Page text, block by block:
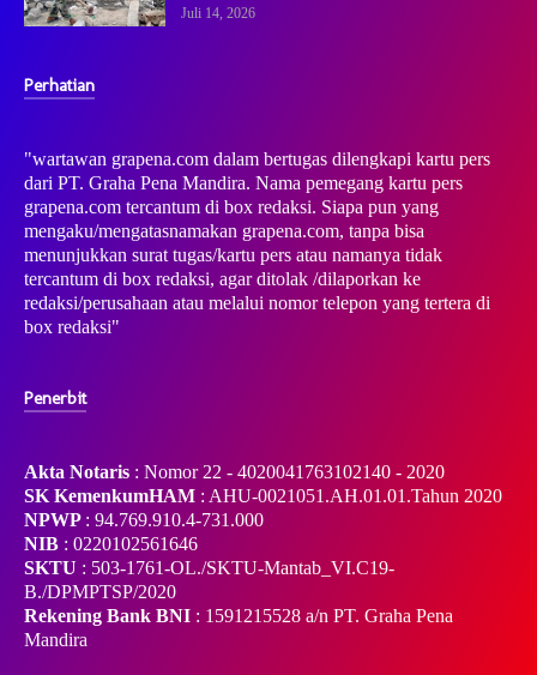
Juli 14, 2026
Perhatian
"wartawan grapena.com dalam bertugas dilengkapi kartu pers
dari PT. Graha Pena Mandira. Nama pemegang kartu pers
grapena.com tercantum di box redaksi. Siapa pun yang
mengaku/mengatasnamakan grapena.com, tanpa bisa
menunjukkan surat tugas/kartu pers atau namanya tidak
tercantum di box redaksi, agar ditolak /dilaporkan ke
redaksi/perusahaan atau melalui nomor telepon yang tertera di
box redaksi"
Penerbit
Akta Notaris : Nomor 22 - 4020041763102140 - 2020
SK KemenkumHAM : AHU-0021051.AH.01.01.Tahun 2020
NPWP : 94.769.910.4-731.000
NIB : 0220102561646
SKTU : 503-1761-OL./SKTU-Mantab_VI.C19-
B./DPMPTSP/2020
Rekening Bank BNI : 1591215528 a/n PT. Graha Pena
Mandira